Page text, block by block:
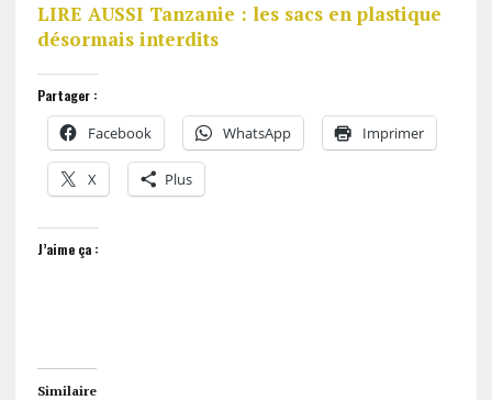
LIRE AUSSI Tanzanie : les sacs en plastique
désormais interdits
Partager :
Facebook WhatsApp Imprimer
X Plus
J’aime ça :
Similaire